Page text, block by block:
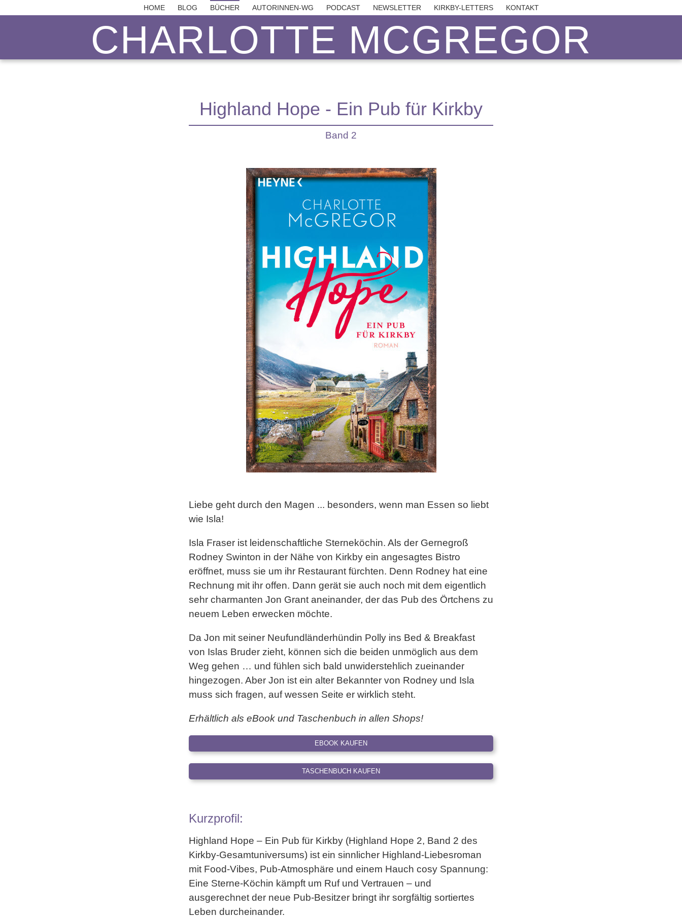
HOME BLOG BÜCHER AUTORINNEN-WG PODCAST NEWSLETTER KIRKBY-LETTERS KONTAKT
CHARLOTTE MCGREGOR
Highland Hope - Ein Pub für Kirkby
Band 2
Liebe geht durch den Magen ... besonders, wenn man Essen so liebt
wie Isla!
Isla Fraser ist leidenschaftliche Sterneköchin. Als der Gernegroß
Rodney Swinton in der Nähe von Kirkby ein angesagtes Bistro
eröffnet, muss sie um ihr Restaurant fürchten. Denn Rodney hat eine
Rechnung mit ihr offen. Dann gerät sie auch noch mit dem eigentlich
sehr charmanten Jon Grant aneinander, der das Pub des Örtchens zu
neuem Leben erwecken möchte.
Da Jon mit seiner Neufundländerhündin Polly ins Bed & Breakfast
von Islas Bruder zieht, können sich die beiden unmöglich aus dem
Weg gehen … und fühlen sich bald unwiderstehlich zueinander
hingezogen. Aber Jon ist ein alter Bekannter von Rodney und Isla
muss sich fragen, auf wessen Seite er wirklich steht.
Erhältlich als eBook und Taschenbuch in allen Shops!
EBOOK KAUFEN
TASCHENBUCH KAUFEN
Kurzprofil:
Highland Hope – Ein Pub für Kirkby (Highland Hope 2, Band 2 des
Kirkby-Gesamtuniversums) ist ein sinnlicher Highland-Liebesroman
mit Food-Vibes, Pub-Atmosphäre und einem Hauch cosy Spannung:
Eine Sterne-Köchin kämpft um Ruf und Vertrauen – und
ausgerechnet der neue Pub-Besitzer bringt ihr sorgfältig sortiertes
Leben durcheinander.